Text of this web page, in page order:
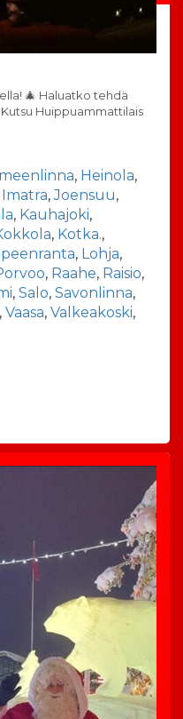
🎄 Haluatko tehdä
Huippuammattilais
, Heinola,
Imatra,Joensuu,
, Kauhajoki,
, Kotka.,
, Lohja,
, Raahe, Raisio,
, Salo, Savonlinna,
, Vaasa, Valkeakoski,